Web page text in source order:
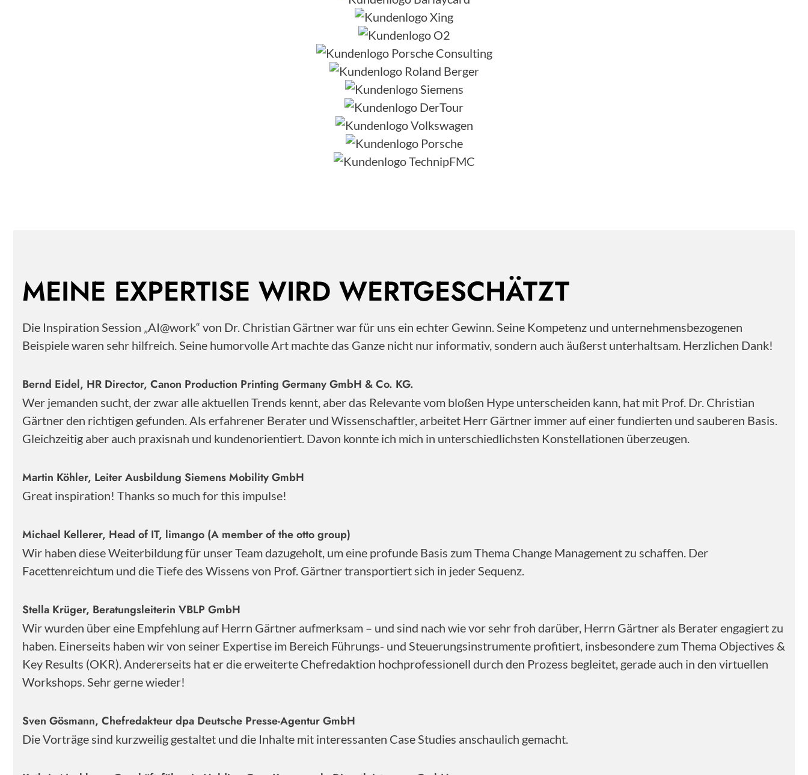
MEINE EXPERTISE WIRD WERTGESCHÄTZT
Die Inspiration Session „AI@work“ von Dr. Christian Gärtner war für uns ein echter Gewinn. Seine Kompetenz und unternehmensbezogenen
Beispiele waren sehr hilfreich. Seine humorvolle Art machte das Ganze nicht nur informativ, sondern auch äußerst unterhaltsam. Herzlichen Dank!
Bernd Eidel, HR Director, Canon Production Printing Germany GmbH & Co. KG.
Wer jemanden sucht, der zwar alle aktuellen Trends kennt, aber das Relevante vom bloßen Hype unterscheiden kann, hat mit Prof. Dr. Christian
Gärtner den richtigen gefunden. Als erfahrener Berater und Wissenschaftler, arbeitet Herr Gärtner immer auf einer fundierten und sauberen Basis.
Gleichzeitig aber auch praxisnah und kundenorientiert. Davon konnte ich mich in unterschiedlichsten Konstellationen überzeugen.
Martin Köhler, Leiter Ausbildung Siemens Mobility GmbH
Great inspiration! Thanks so much for this impulse!
Michael Kellerer, Head of IT, limango (A member of the otto group)
Wir haben diese Weiterbildung für unser Team dazugeholt, um eine profunde Basis zum Thema Change Management zu schaffen. Der
Facettenreichtum und die Tiefe des Wissens von Prof. Gärtner transportiert sich in jeder Sequenz.
Stella Krüger, Beratungsleiterin VBLP GmbH
Wir wurden über eine Empfehlung auf Herrn Gärtner aufmerksam – und sind nach wie vor sehr froh darüber, Herrn Gärtner als Berater engagiert zu
haben. Einerseits haben wir von seiner Expertise im Bereich Führungs- und Steuerungsinstrumente profitiert, insbesondere zum Thema Objectives &
Key Results (OKR). Andererseits hat er die erweiterte Chefredaktion hochprofessionell durch den Prozess begleitet, gerade auch in den virtuellen
Workshops. Sehr gerne wieder!
Sven Gösmann, Chefredakteur dpa Deutsche Presse-Agentur GmbH
Die Vorträge sind kurzweilig gestaltet und die Inhalte mit interessanten Case Studies anschaulich gemacht.